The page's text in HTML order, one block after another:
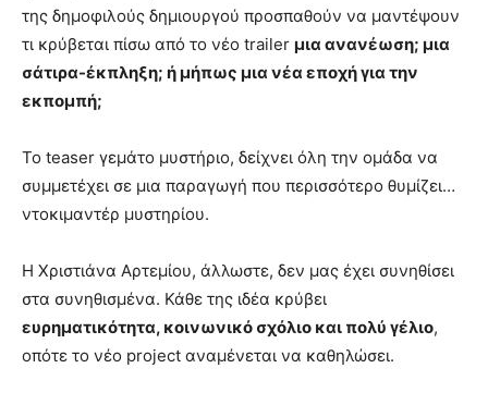
της δημοφιλούς δημιουργού προσπαθούν να μαντέψουν
τι κρύβεται πίσω από το νέο trailer μια ανανέωση; μια
σάτιρα-έκπληξη; ή μήπως μια νέα εποχή για την
εκπομπή;
Το teaser γεμάτο μυστήριο, δείχνει όλη την ομάδα να
συμμετέχει σε μια παραγωγή που περισσότερο θυμίζει…
ντοκιμαντέρ μυστηρίου.
Η Χριστιάνα Αρτεμίου, άλλωστε, δεν μας έχει συνηθίσει
στα συνηθισμένα. Κάθε της ιδέα κρύβει
ευρηματικότητα, κοινωνικό σχόλιο και πολύ γέλιο,
οπότε το νέο project αναμένεται να καθηλώσει.